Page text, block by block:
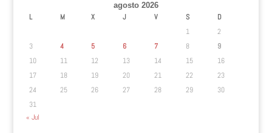
agosto 2026
L M X J V S
D
1
2
3
4 5 6 7 8
9
10
11 12 13 14 15
16
17
18 19 20 21 22
23
24
25 26 27 28 29
30
31
« Jul